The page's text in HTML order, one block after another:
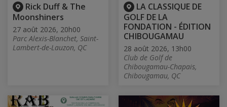
Rick Duff & The
Moonshiners
27 août 2026, 20h00
Parc Alexis-Blanchet, Saint-
Lambert-de-Lauzon, QC
LA CLASSIQUE DE
GOLF DE LA
FONDATION - ÉDITION
CHIBOUGAMAU
28 août 2026, 13h00
Club de Golf de
Chibougamau-Chapais,
Chibougamau, QC